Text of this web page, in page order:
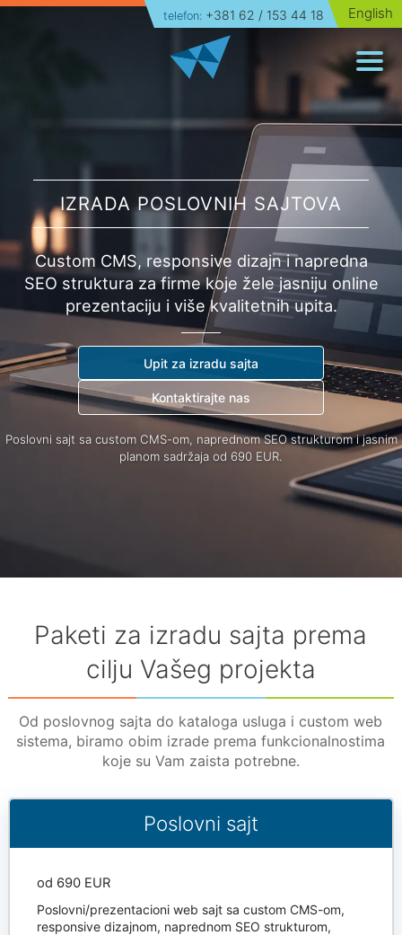
English
telefon: +381 62 / 153 44 18
Portfolio
O nama
Blog
Kontakt
IZRADA POSLOVNIH SAJTOVA
Custom CMS, responsive dizajn i napredna
SEO struktura za firme koje žele jasniju online
prezentaciju i više kvalitetnih upita.
Upit za izradu sajta
Kontaktirajte nas
Poslovni sajt sa custom CMS-om, naprednom SEO strukturom i jasnim
planom sadržaja od 690 EUR.
Paketi za izradu sajta prema
cilju Vašeg projekta
Od poslovnog sajta do kataloga usluga i custom web
sistema, biramo obim izrade prema funkcionalnostima
koje su Vam zaista potrebne.
Poslovni sajt
od 690 EUR
Poslovni/prezentacioni web sajt sa custom CMS-om,
responsive dizajnom, naprednom SEO strukturom,